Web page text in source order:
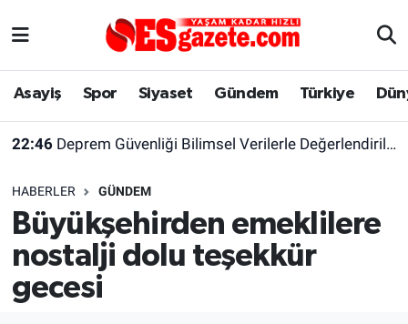
Asayiş Spor Siyaset Gündem Türkiye
22:46 Deprem Güvenliği Bilimsel Verilerle Değerlendirilmeli
HABERLER GÜNDEM
Büyükşehirden emeklilere
nostalji dolu teşekkür
gecesi
Asayiş
Gündem
Türkiye
Dünya
Yaşam
Eskişehirspor Arşivi
Eskişehir Arşivi
Röportaj
Eskişehir Nöbetçi Eczaneler
Süper Lig Puan Durumu ve Fikstür
Tüm Manşetler
Son Dakika Haberleri